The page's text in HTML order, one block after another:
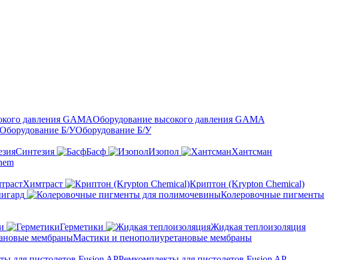
Оборудование высокого давления GAMA
Оборудование Б/У
Синтезия Басф Изопол
Хантсман
Химтраст
Криптон (Krypton Chemical)
Колеровочные пигменты
Герметики
Жидкая теплоизоляция
Мастики и пенополиуретановые мембраны